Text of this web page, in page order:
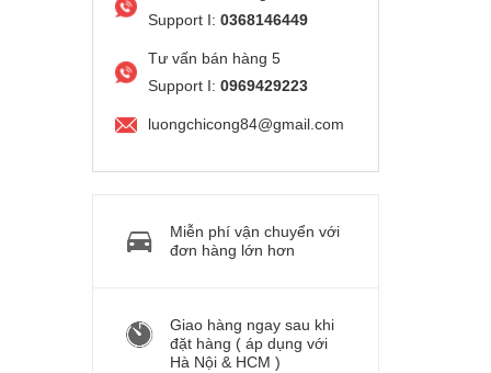
Support I: 0368146449
Tư vấn bán hàng 5
Support I: 0969429223
luongchicong84@gmail.com
Miễn phí vận chuyển với
đơn hàng lớn hơn
Giao hàng ngay sau khi
đặt hàng ( áp dụng với
Hà Nội & HCM )